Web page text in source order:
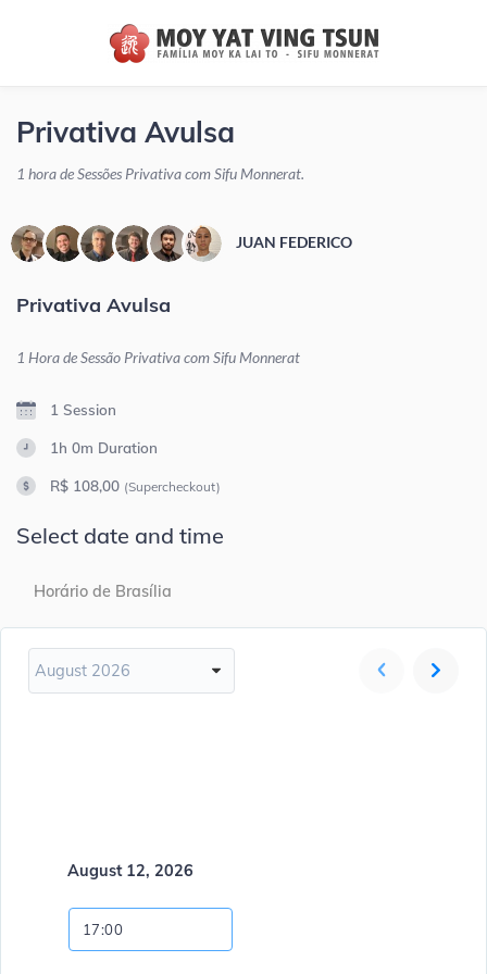
Privativa Avulsa
1 hora de Sessões Privativa com Sifu Monnerat.
JUAN FEDERICO
Privativa Avulsa
1 Hora de Sessão Privativa com Sifu Monnerat
1 Session
1h 0m Duration
R$ 108,00 (Supercheckout)
Select date and time
Horário de Brasília
August 2026
August 12, 2026
17:00